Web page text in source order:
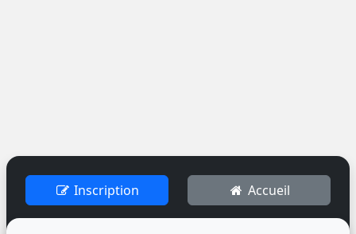
Inscription Accueil